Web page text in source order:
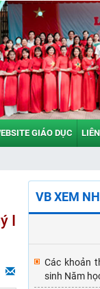
GIÁO DỤC
I
VB XEM
Các khoản
sinh Năm